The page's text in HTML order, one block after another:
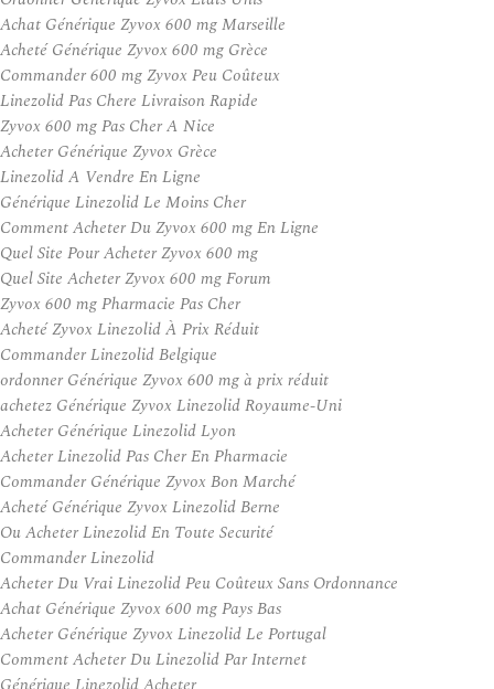
Achat Générique Zyvox 600 mg Marseille
Acheté Générique Zyvox 600 mg Grèce
Commander 600 mg Zyvox Peu Coûteux
Linezolid Pas Chere Livraison Rapide
Zyvox 600 mg Pas Cher A Nice
Acheter Générique Zyvox Grèce
Linezolid A Vendre En Ligne
Générique Linezolid Le Moins Cher
Comment Acheter Du Zyvox 600 mg En Ligne
Quel Site Pour Acheter Zyvox 600 mg
Quel Site Acheter Zyvox 600 mg Forum
Zyvox 600 mg Pharmacie Pas Cher
Acheté Zyvox Linezolid À Prix Réduit
Commander Linezolid Belgique
ordonner Générique Zyvox 600 mg à prix réduit
achetez Générique Zyvox Linezolid Royaume-Uni
Acheter Générique Linezolid Lyon
Acheter Linezolid Pas Cher En Pharmacie
Commander Générique Zyvox Bon Marché
Acheté Générique Zyvox Linezolid Berne
Ou Acheter Linezolid En Toute Securité
Commander Linezolid
Acheter Du Vrai Linezolid Peu Coûteux Sans Ordonnance
Achat Générique Zyvox 600 mg Pays Bas
Acheter Générique Zyvox Linezolid Le Portugal
Comment Acheter Du Linezolid Par Internet